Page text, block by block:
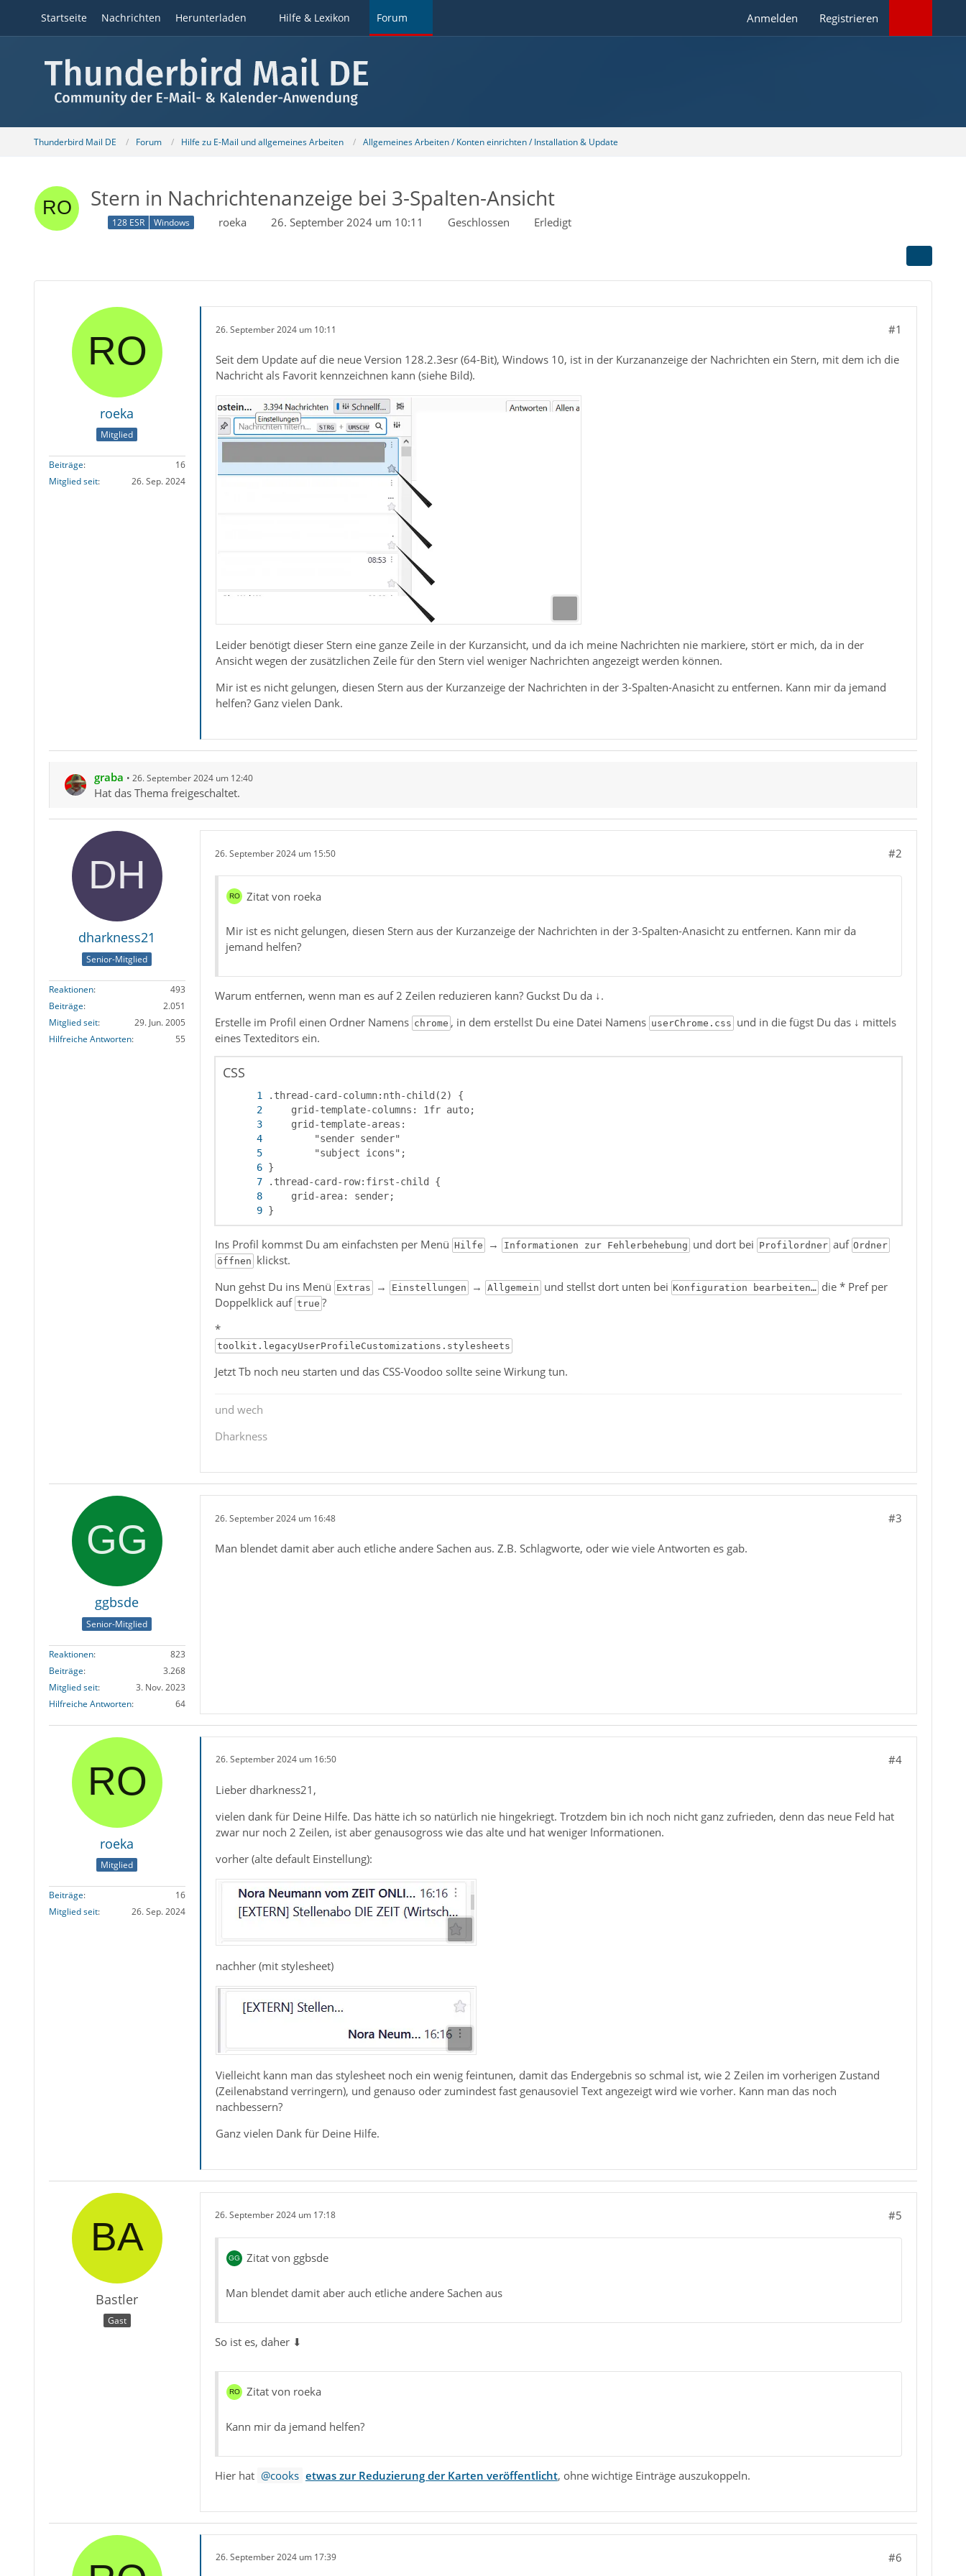
Startseite Nachrichten Herunterladen Hilfe & Lexikon Forum Anmelden Registrieren
Thunderbird Mail DE Forum Hilfe zu E-Mail und allgemeines Arbeiten Allgemeines Arbeiten / Konten einrichten / Installation & Update
Stern in Nachrichtenanzeige bei 3-Spalten-Ansicht
128 ESR Windows roeka 26. September 2024 um 10:11 Geschlossen Erledigt
roeka
Mitglied
Beiträge
16
Mitglied seit
26. Sep. 2024
26. September 2024 um 10:11 #1
Seit dem Update auf die neue Version 128.2.3esr (64-Bit), Windows 10, ist in der Kurzananzeige der Nachrichten ein Stern, mit dem ich die
Nachricht als Favorit kennzeichnen kann (siehe Bild).
Leider benötigt dieser Stern eine ganze Zeile in der Kurzansicht, und da ich meine Nachrichten nie markiere, stört er mich, da in der
Ansicht wegen der zusätzlichen Zeile für den Stern viel weniger Nachrichten angezeigt werden können.
Mir ist es nicht gelungen, diesen Stern aus der Kurzanzeige der Nachrichten in der 3-Spalten-Anasicht zu entfernen. Kann mir da jemand
helfen? Ganz vielen Dank.
graba 26. September 2024 um 12:40
Hat das Thema freigeschaltet.
dharkness21
Senior-Mitglied
Reaktionen
493
Beiträge
2.051
Mitglied seit
29. Jun. 2005
Hilfreiche Antworten
55
26. September 2024 um 15:50 #2
Zitat von roeka
Mir ist es nicht gelungen, diesen Stern aus der Kurzanzeige der Nachrichten in der 3-Spalten-Anasicht zu entfernen. Kann mir da
jemand helfen?
Warum entfernen, wenn man es auf 2 Zeilen reduzieren kann? Guckst Du da ↓.
Erstelle im Profil einen Ordner Namens chrome , in dem erstellst Du eine Datei Namens userChrome.css und in die fügst Du das ↓ mittels
eines Texteditors ein.
CSS
}
Ins Profil kommst Du am einfachsten per Menü Hilfe → Informationen zur Fehlerbehebung und dort bei Profilordner auf Ordner
öffnen klickst.
Nun gehst Du ins Menü Extras → Einstellungen → Allgemein und stellst dort unten bei Konfiguration bearbeiten… die * Pref per
Doppelklick auf true ?
*
toolkit.legacyUserProfileCustomizations.stylesheets
Jetzt Tb noch neu starten und das CSS-Voodoo sollte seine Wirkung tun.
und wech
Dharkness
ggbsde
Senior-Mitglied
Reaktionen
823
Beiträge
3.268
Mitglied seit
3. Nov. 2023
Hilfreiche Antworten
64
26. September 2024 um 16:48 #3
Man blendet damit aber auch etliche andere Sachen aus. Z.B. Schlagworte, oder wie viele Antworten es gab.
roeka
Mitglied
Beiträge
16
Mitglied seit
26. Sep. 2024
26. September 2024 um 16:50 #4
Lieber dharkness21,
vielen dank für Deine Hilfe. Das hätte ich so natürlich nie hingekriegt. Trotzdem bin ich noch nicht ganz zufrieden, denn das neue Feld hat
zwar nur noch 2 Zeilen, ist aber genausogross wie das alte und hat weniger Informationen.
vorher (alte default Einstellung):
nachher (mit stylesheet)
Vielleicht kann man das stylesheet noch ein wenig feintunen, damit das Endergebnis so schmal ist, wie 2 Zeilen im vorherigen Zustand
(Zeilenabstand verringern), und genauso oder zumindest fast genausoviel Text angezeigt wird wie vorher. Kann man das noch
nachbessern?
Ganz vielen Dank für Deine Hilfe.
Bastler
Gast
26. September 2024 um 17:18 #5
Zitat von ggbsde
Man blendet damit aber auch etliche andere Sachen aus
So ist es, daher ⬇
Zitat von roeka
Kann mir da jemand helfen?
Hier hat cooks etwas zur Reduzierung der Karten veröffentlicht, ohne wichtige Einträge auszukoppeln.
26. September 2024 um 17:39 #6